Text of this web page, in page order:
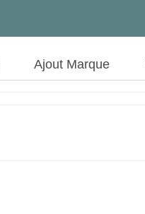
Ajout Marque